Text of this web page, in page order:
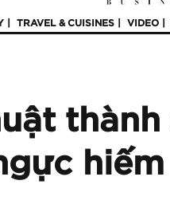
TRAVEL & CUISINES VIDEO